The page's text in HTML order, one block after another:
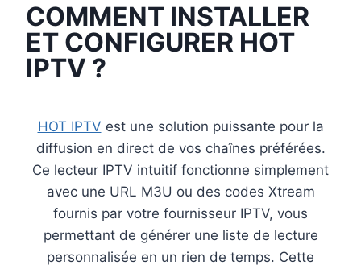
COMMENT INSTALLER
ET CONFIGURER HOT
IPTV ?
HOT IPTV est une solution puissante pour la
diffusion en direct de vos chaînes préférées.
Ce lecteur IPTV intuitif fonctionne simplement
avec une URL M3U ou des codes Xtream
fournis par votre fournisseur IPTV, vous
permettant de générer une liste de lecture
personnalisée en un rien de temps. Cette